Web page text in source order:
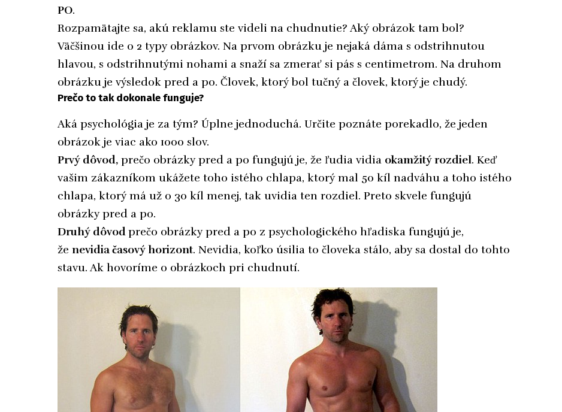
PO.
Rozpamätajte sa, akú reklamu ste videli na chudnutie? Aký obrázok tam bol?
Väčšinou ide o 2 typy obrázkov. Na prvom obrázku je nejaká dáma s odstrihnutou
hlavou, s odstrihnutými nohami a snaží sa zmerať si pás s centimetrom. Na druhom
obrázku je výsledok pred a po. Človek, ktorý bol tučný a človek, ktorý je chudý.
Prečo to tak dokonale funguje?
Aká psychológia je za tým? Úplne jednoduchá. Určite poznáte porekadlo, že jeden
obrázok je viac ako 1000 slov.
Prvý dôvod, prečo obrázky pred a po fungujú je, že ľudia vidia okamžitý rozdiel. Keď
vašim zákazníkom ukážete toho istého chlapa, ktorý mal 50 kíl nadváhu a toho istého
chlapa, ktorý má už o 30 kíl menej, tak uvidia ten rozdiel. Preto skvele fungujú
obrázky pred a po.
Druhý dôvodprečo obrázky pred a po z psychologického hľadiska fungujú je,
ženevidia časový horizont. Nevidia, koľko úsilia to človeka stálo, aby sa dostal do tohto
stavu. Ak hovoríme o obrázkoch pri chudnutí.